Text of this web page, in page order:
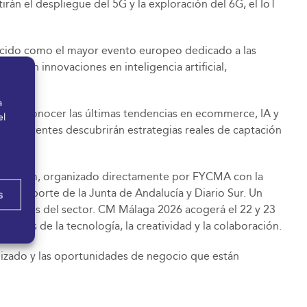
el despliegue del 5G y la exploración del 6G, el IoT
como el mayor evento europeo dedicado a las
innovaciones en inteligencia artificial,
conocer las últimas tendencias en ecommerce, IA y
asistentes descubrirán estrategias reales de captación
Forum, organizado directamente por FYCMA con la
Deporte de la Junta de Andalucía y Diario Sur. Un
del sector. CM Málaga 2026 acogerá el 22 y 23
de la tecnología, la creatividad y la colaboración.
y las oportunidades de negocio que están